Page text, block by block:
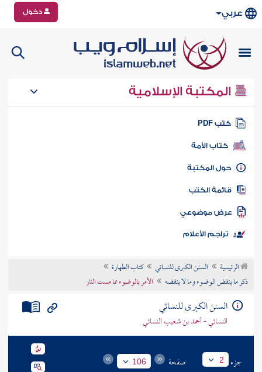
عربي دخول
المكتبة الإسلامية
كتب PDF
كتاب الأمة
المكتبة
الكتب
موضوعي
تراجم الأعلام
الرئيسية السنن الكبرى للنسائي
كتاب الطهارة
ذكر ما ينقض الوضوء وما لا ينقضه
الأمر بالوضوء مما مست النار
السنن الكبرى للنسائي
النسائي - أحمد بن شعيب النسائي
جزء 2 صفحة 106